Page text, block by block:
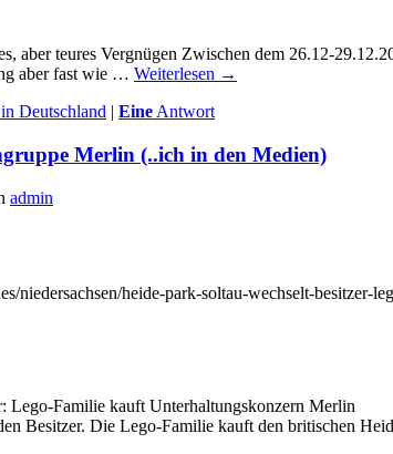
aber teures Vergnügen Zwischen dem 26.12-
aber fast wie … Weiterlesen →
Deutschland | EineAntwort
Merlin (..ich in den Medien)
admin
niedersachsen/heide-park-soltau-wechselt-
Lego-Familie kauft Unterhaltungskonzern Merlin
Besitzer. Die Lego-Familie kauft den britischen